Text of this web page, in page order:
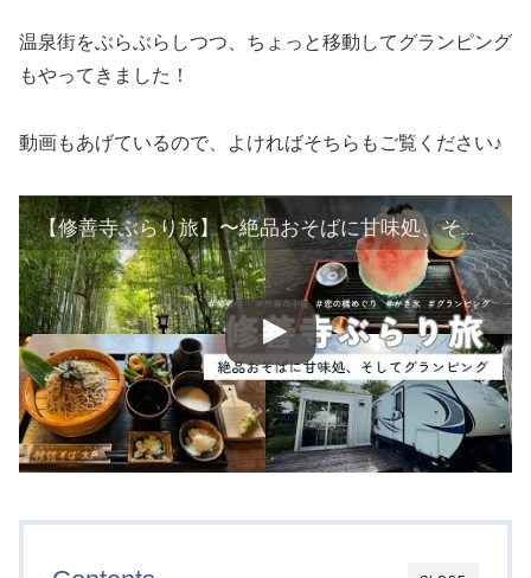
温泉街をぶらぶらしつつ、ちょっと移動してグランピング
もやってきました！
動画もあげているので、よければそちらもご覧ください♪
【修善寺ぶらり旅】〜絶品おそばに甘味処、そしてグランピングへ〜